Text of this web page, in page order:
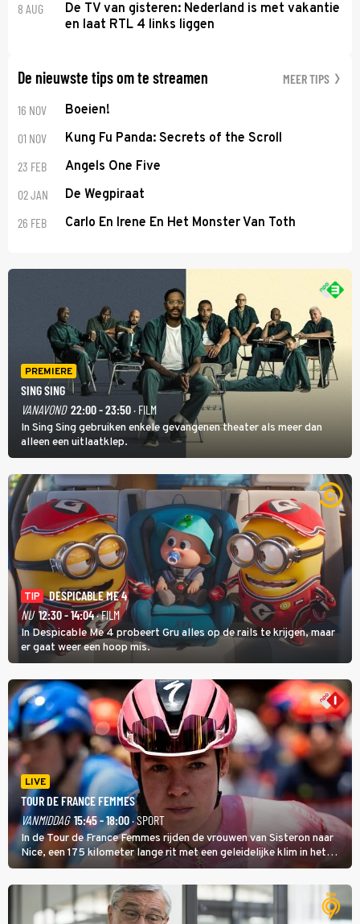
8 AUG
De TV van gisteren: Nederland is met vakantie
en laat RTL 4 links liggen
De nieuwste tips om te streamen MEER TIPS
16 NOV Boeien!
01 NOV Kung Fu Panda: Secrets of the Scroll
23 FEB Angels One Five
02 JAN De Wegpiraat
26 FEB Carlo En Irene En Het Monster Van Toth
PREMIERE
SING SING
VANAVOND 22:00 - 23:50· FILM
In Sing Sing gebruiken enkele gevangenen theater als meer dan
alleen een uitlaatklep.
TIP
DESPICABLE ME 4
NU 12:30 - 14:04· FILM
In Despicable Me 4 probeert Gru alles op de rails te krijgen, maar
er gaat weer een hoop mis.
LIVE
TOUR DE FRANCE FEMMES
VANMIDDAG 15:45 - 18:00· SPORT
In de Tour de France Femmes rijden de vrouwen van Sisteron naar
Nice, een 175 kilometer lange rit met een geleidelijke klim in het
midden. Dat is mogelijk niet de zwaarste hindernis, dat is de
temperatuur. Het kan in Nice namelijk bloedheet worden.